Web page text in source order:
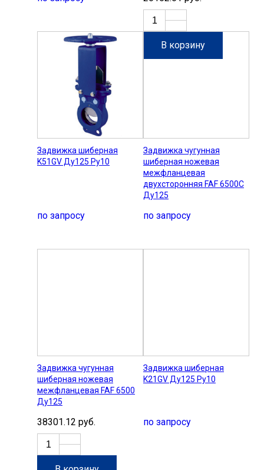
В корзину
Задвижка шиберная
K51GV Ду125 Ру10
по запросу
Задвижка чугунная
шиберная ножевая
межфланцевая
двухсторонняя FAF 6500С
Ду125
по запросу
Задвижка чугунная
шиберная ножевая
межфланцевая FAF 6500
Ду125
38301.12 руб.
Задвижка шиберная
K21GV Ду125 Ру10
по запросу